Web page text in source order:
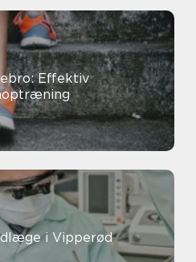
Effektiv
i Vipperød